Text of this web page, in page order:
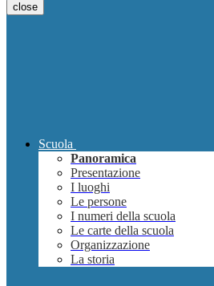
close
Scuola
Panoramica
Presentazione
I luoghi
Le persone
I numeri della scuola
Le carte della scuola
Organizzazione
La storia